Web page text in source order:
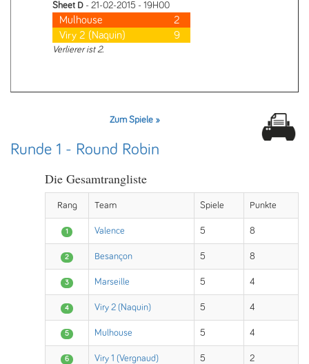
Sheet D - 21-02-2015 - 19H00
Mulhouse
2
Viry 2 (Naquin)
9
Verlierer ist 2.
Zum Spiele »
Runde 1 - Round Robin
Die Gesamtrangliste
Rang Team Spiele Punkte
1 Valence 5 8
2 Besançon 5 8
3 Marseille 5 4
4 Viry 2 (Naquin) 5 4
5 Mulhouse 5 4
6 Viry 1 (Vergnaud) 5 2